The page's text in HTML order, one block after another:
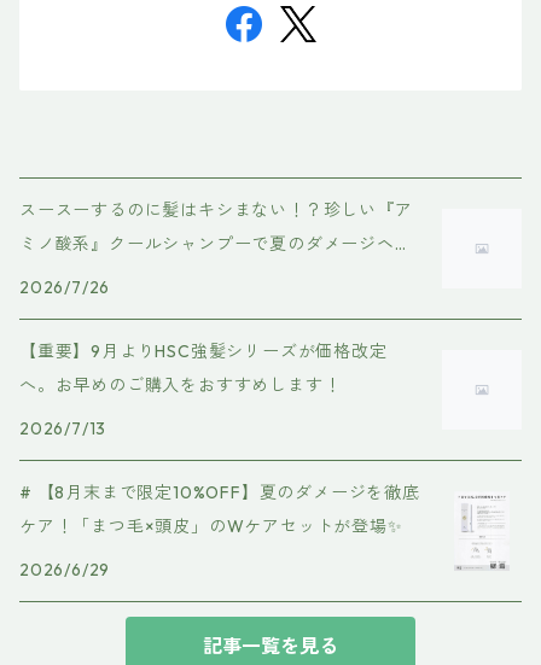
スースーするのに髪はキシまない！？珍しい『ア
ミノ酸系』クールシャンプーで夏のダメージヘア
を優しくケア
2026/7/26
【重要】9月よりHSC強髪シリーズが価格改定
へ。お早めのご購入をおすすめします！
2026/7/13
# 【8月末まで限定10%OFF】夏のダメージを徹底
ケア！「まつ毛×頭皮」のWケアセットが登場✨
2026/6/29
記事一覧を見る